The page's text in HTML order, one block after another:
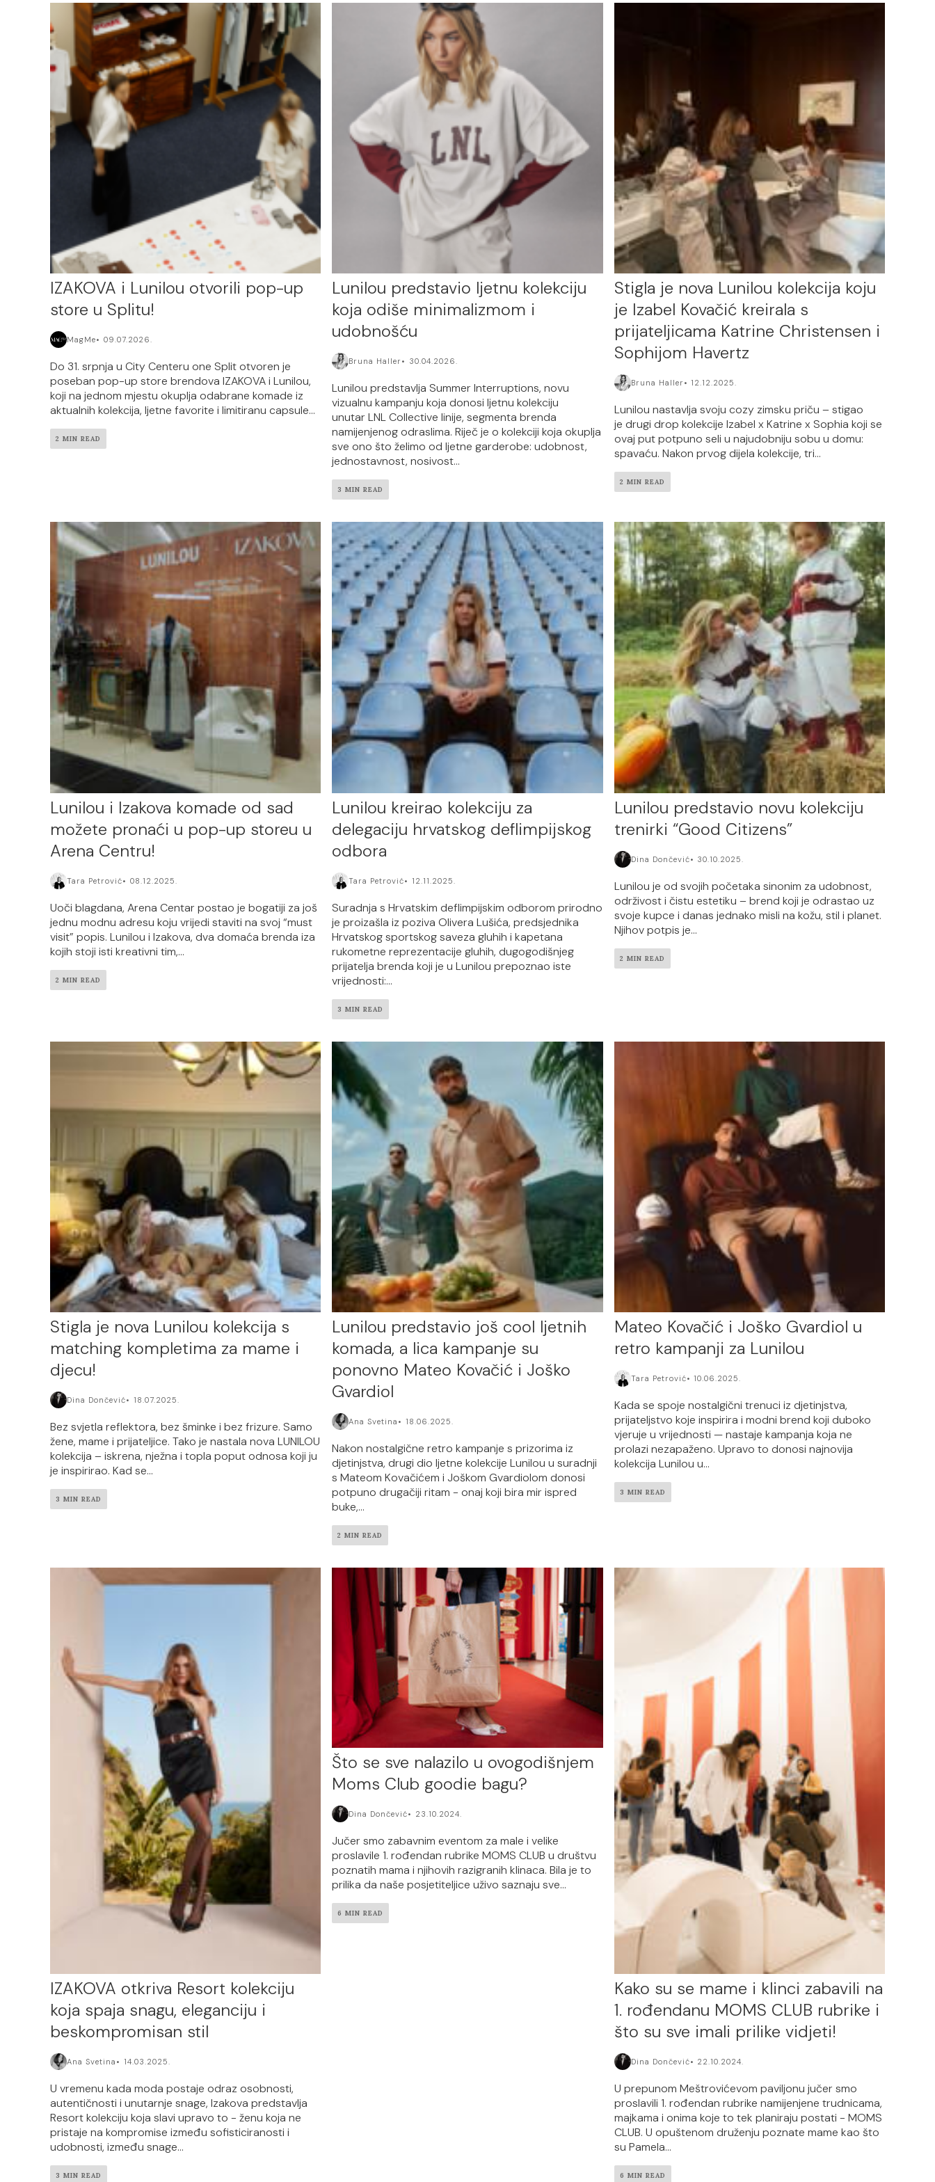
IZAKOVA i Lunilou otvorili pop-up
store u Splitu!
MagMe 09.07.2026.
Do 31. srpnja u City Centeru one Split otvoren je
poseban pop-up store brendova IZAKOVA i Lunilou,
koji na jednom mjestu okuplja odabrane komade iz
aktualnih kolekcija, ljetne favorite i limitiranu capsule...
2 MIN READ
Lunilou predstavio ljetnu kolekciju
koja odiše minimalizmom i
udobnošću
Bruna Haller 30.04.2026.
Lunilou predstavlja Summer Interruptions, novu
vizualnu kampanju koja donosi ljetnu kolekciju
unutar LNL Collective linije, segmenta brenda
namijenjenog odraslima. Riječ je o kolekciji koja okuplja
sve ono što želimo od ljetne garderobe: udobnost,
jednostavnost, nosivost...
3 MIN READ
Stigla je nova Lunilou kolekcija koju
je Izabel Kovačić kreirala s
prijateljicama Katrine Christensen i
Sophijom Havertz
Bruna Haller 12.12.2025.
Lunilou nastavlja svoju cozy zimsku priču – stigao
je drugi drop kolekcije Izabel x Katrine x Sophia koji se
ovaj put potpuno seli u najudobniju sobu u domu:
spavaću. Nakon prvog dijela kolekcije, tri...
2 MIN READ
Lunilou i Izakova komade od sad
možete pronaći u pop-up storeu u
Arena Centru!
Tara Petrović 08.12.2025.
Uoči blagdana, Arena Centar postao je bogatiji za još
jednu modnu adresu koju vrijedi staviti na svoj “must
visit” popis. Lunilou i Izakova, dva domaća brenda iza
kojih stoji isti kreativni tim,...
2 MIN READ
Lunilou kreirao kolekciju za
delegaciju hrvatskog deflimpijskog
odbora
Tara Petrović 12.11.2025.
Suradnja s Hrvatskim deflimpijskim odborom prirodno
je proizašla iz poziva Olivera Lušića, predsjednika
Hrvatskog sportskog saveza gluhih i kapetana
rukometne reprezentacije gluhih, dugogodišnjeg
prijatelja brenda koji je u Lunilou prepoznao iste
vrijednosti:...
3 MIN READ
Lunilou predstavio novu kolekciju
trenirki “Good Citizens”
Dina Dončević 30.10.2025.
Lunilou je od svojih početaka sinonim za udobnost,
održivost i čistu estetiku – brend koji je odrastao uz
svoje kupce i danas jednako misli na kožu, stil i planet.
Njihov potpis je...
2 MIN READ
Stigla je nova Lunilou kolekcija s
matching kompletima za mame i
djecu!
Dina Dončević 18.07.2025.
Bez svjetla reflektora, bez šminke i bez frizure. Samo
žene, mame i prijateljice. Tako je nastala nova LUNILOU
kolekcija – iskrena, nježna i topla poput odnosa koji ju
je inspirirao. Kad se...
3 MIN READ
Lunilou predstavio još cool ljetnih
komada, a lica kampanje su
ponovno Mateo Kovačić i Joško
Gvardiol
Ana Svetina 18.06.2025.
Nakon nostalgične retro kampanje s prizorima iz
djetinjstva, drugi dio ljetne kolekcije Lunilou u suradnji
s Mateom Kovačićem i Joškom Gvardiolom donosi
potpuno drugačiji ritam - onaj koji bira mir ispred
buke,...
2 MIN READ
Mateo Kovačić i Joško Gvardiol u
retro kampanji za Lunilou
Tara Petrović 10.06.2025.
Kada se spoje nostalgični trenuci iz djetinjstva,
prijateljstvo koje inspirira i modni brend koji duboko
vjeruje u vrijednosti — nastaje kampanja koja ne
prolazi nezapaženo. Upravo to donosi najnovija
kolekcija Lunilou u...
3 MIN READ
IZAKOVA otkriva Resort kolekciju
koja spaja snagu, eleganciju i
beskompromisan stil
Ana Svetina 14.03.2025.
U vremenu kada moda postaje odraz osobnosti,
autentičnosti i unutarnje snage, Izakova predstavlja
Resort kolekciju koja slavi upravo to - ženu koja ne
pristaje na kompromise između sofisticiranosti i
udobnosti, između snage...
3 MIN READ
Što se sve nalazilo u ovogodišnjem
Moms Club goodie bagu?
Dina Dončević 23.10.2024.
Jučer smo zabavnim eventom za male i velike
proslavile 1. rođendan rubrike MOMS CLUB u društvu
poznatih mama i njihovih razigranih klinaca. Bila je to
prilika da naše posjetiteljice uživo saznaju sve...
6 MIN READ
Kako su se mame i klinci zabavili na
1. rođendanu MOMS CLUB rubrike i
što su sve imali prilike vidjeti!
Dina Dončević 22.10.2024.
U prepunom Meštrovićevom paviljonu jučer smo
proslavili 1. rođendan rubrike namijenjene trudnicama,
majkama i onima koje to tek planiraju postati - MOMS
CLUB. U opuštenom druženju poznate mame kao što
su Pamela...
6 MIN READ